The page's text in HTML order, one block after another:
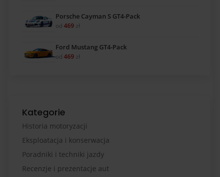
Porsche Cayman S GT4-Pack
od 469 zł
Ford Mustang GT4-Pack
od 469 zł
Kategorie
Historia motoryzacji
Eksploatacja i konserwacja
Poradniki i techniki jazdy
Recenzje i prezentacje aut